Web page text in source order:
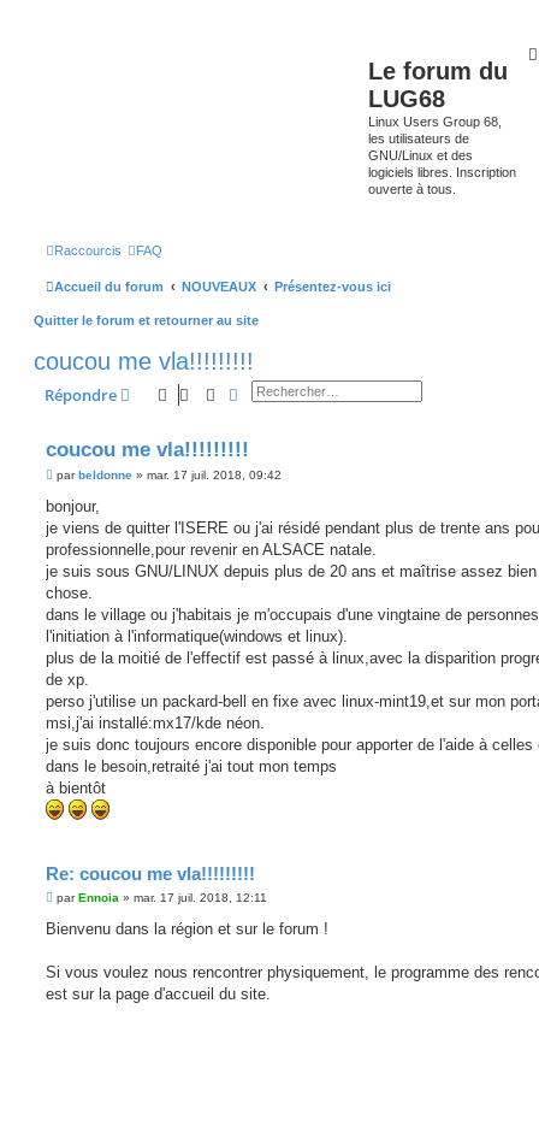
Le forum du
LUG68
Linux Users Group 68,
les utilisateurs de
GNU/Linux et des
logiciels libres. Inscription
ouverte à tous.
Raccourcis FAQ
Accueil du forum NOUVEAUX Présentez-vous ici
Quitter le forum et retourner au site
coucou me vla!!!!!!!!!
Répondre Rechercher
Recherche avancée
coucou me vla!!!!!!!!!
M
s
a
g
parbeldonne » mar. 17 juil. 2018, 09:42
bonjour,
je viens de quitter l'ISERE ou j'ai résidé pendant plus de trente ans
professionnelle,pour revenir en ALSACE natale.
je suis sous GNU/LINUX depuis plus de 20 ans et maîtrise assez
chose.
dans le village ou j'habitais je m'occupais d'une vingtaine de
l'initiation à l'informatique(windows et linux).
plus de la moitié de l'effectif est passé à linux,avec la disparition
de xp.
perso j'utilise un packard-bell en fixe avec linux-mint19,et sur mon
msi,j'ai installé:mx17/kde néon.
je suis donc toujours encore disponible pour apporter de l'aide à celles
dans le besoin,retraité j'ai tout mon temps
à bientôt
Re: coucou me vla!!!!!!!!!
M
s
g
parEnnoia » mar. 17 juil. 2018, 12:11
Bienvenu dans la région et sur le forum !
Si vous voulez nous rencontrer physiquement, le programme des
est sur la page d'accueil du site.